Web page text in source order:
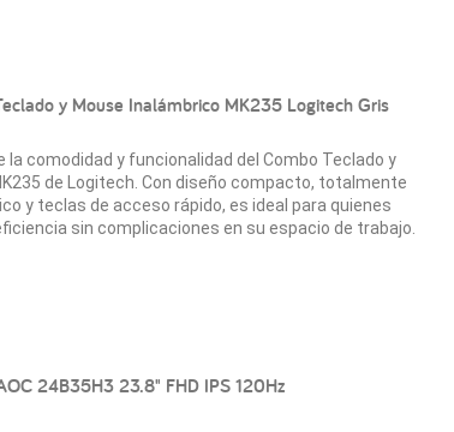
y Mouse Inalámbrico MK235 Logitech Gris
la comodidad y funcionalidad del Combo Teclado y
de Logitech. Con diseño compacto, totalmente
y teclas de acceso rápido, es ideal para quienes
sin complicaciones en su espacio de trabajo.
24B35H3 23.8" FHD IPS 120Hz